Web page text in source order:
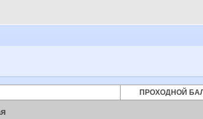
ПРОХОДНОЙ